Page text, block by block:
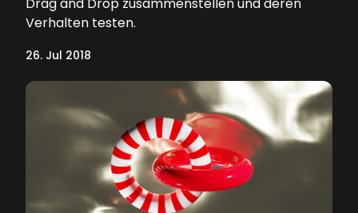
Drag and Drop zusammenstellen und deren
Verhalten testen.
26. Jul 2018